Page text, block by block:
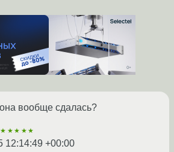
вообще сдалась?
★★★★★
12:14:49 +00:00